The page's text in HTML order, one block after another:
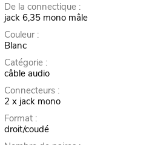
De la connectique :
jack 6,35 mono mâle
Couleur :
Blanc
Catégorie :
câble audio
Connecteurs :
2 x jack mono
Format :
droit/coudé